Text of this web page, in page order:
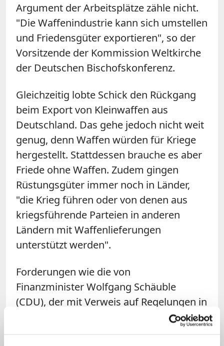
Argument der Arbeitsplätze zähle nicht.
"Die Waffenindustrie kann sich umstellen
und Friedensgüter exportieren", so der
Vorsitzende der Kommission Weltkirche
der Deutschen Bischofskonferenz.
Gleichzeitig lobte Schick den Rückgang
beim Export von Kleinwaffen aus
Deutschland. Das gehe jedoch nicht weit
genug, denn Waffen würden für Kriege
hergestellt. Stattdessen brauche es aber
Friede ohne Waffen. Zudem gingen
Rüstungsgüter immer noch in Länder,
"die Krieg führen oder von denen aus
kriegsführende Parteien in anderen
Ländern mit Waffenlieferungen
unterstützt werden".
Forderungen wie die von
Finanzminister Wolfgang Schäuble
(CDU), der mit Verweis auf Regelungen in
anderen europäischen Ländern weniger
strenge Regeln ins Gespräch brachte,